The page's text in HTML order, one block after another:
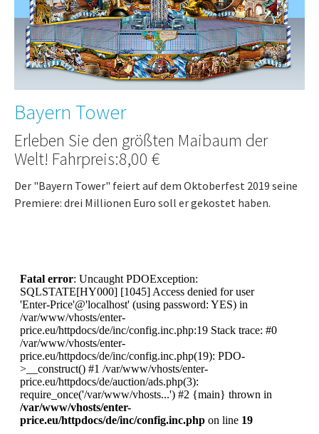
Bayern Tower
Erleben Sie den größten Maibaum der
Welt! Fahrpreis:8,00 €
Der "Bayern Tower" feiert auf dem Oktoberfest 2019 seine
Premiere: drei Millionen Euro soll er gekostet haben.